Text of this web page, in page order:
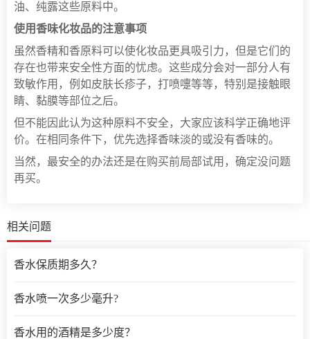
油、纯露这些原料中。
使用香味化妆品的注意事项
虽然香精和香原料可以使化妆品更具吸引力，但是它们的
存在也带来安全性方面的忧虑。这些成分会对一部分人有
致敏作用，例如皮肤长疹子，打喷嚏等等，特别是接触眼
睛、黏膜等部位之后。
但不能因此认为这种原料不安全，大家应该科学正确地评
价。在相同条件下，优先选择香味淡的或没有香味的。
当然，最安全的办法还是在购买前局部试用，确定没问题
再买。
相关问题
香水保质期多久？
香水喷一次多少毫升?
香水用的酒精是多少度？